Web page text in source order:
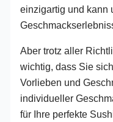
einzigartig und kann
Aber trotz aller
wichtig, dass Sie
Vorlieben und
individueller
für Ihre perfekte